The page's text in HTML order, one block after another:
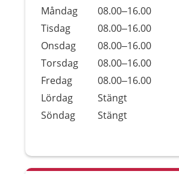
Dag
Öppettider
Kommentarer
Måndag
08.00–16.00
Tisdag
08.00–16.00
Onsdag
08.00–16.00
Torsdag
08.00–16.00
Fredag
08.00–16.00
Lördag
Stängt
Söndag
Stängt